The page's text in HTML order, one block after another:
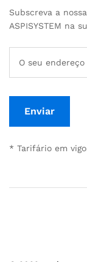
Subscreva a
ASPISYSTEM na
* Tarifário em